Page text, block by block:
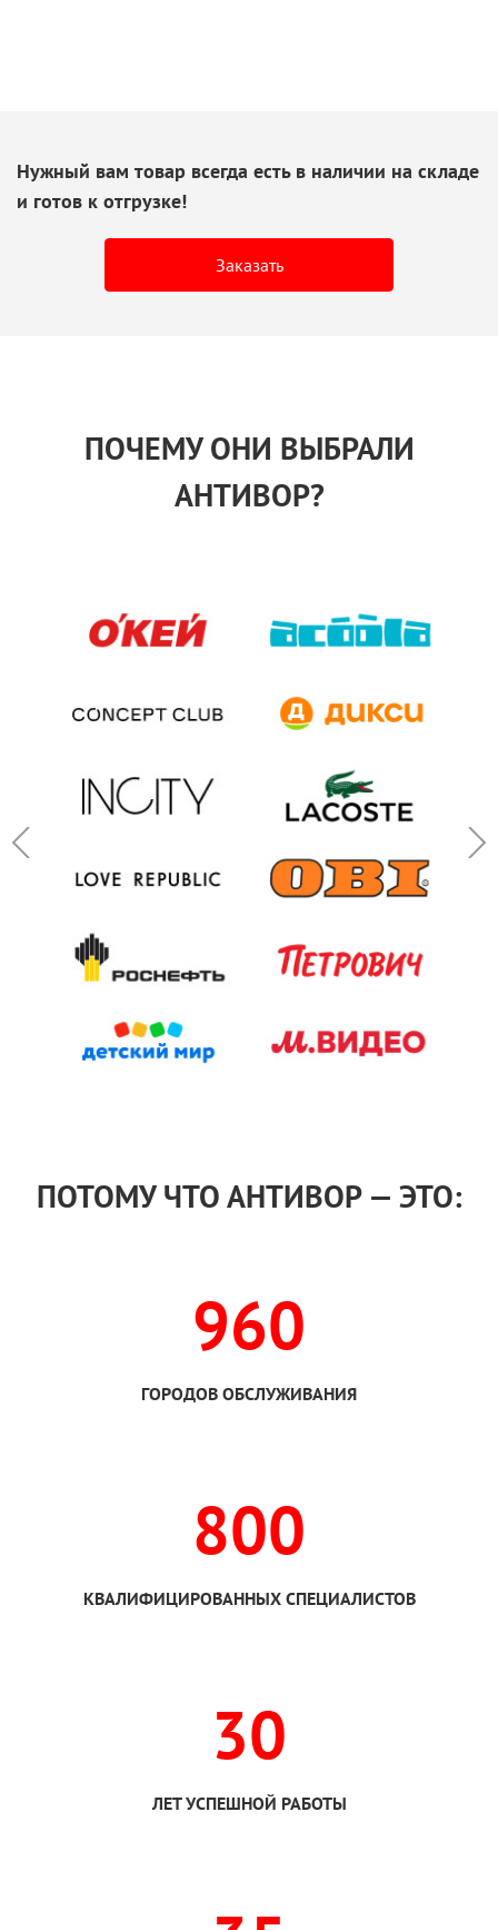
Нужный вам товар всегда есть в наличии на складе
и готов к отгрузке!
Заказать
ПОЧЕМУ ОНИ ВЫБРАЛИ
АНТИВОР?
ПОТОМУ ЧТО АНТИВОР — ЭТО:
960
ГОРОДОВ ОБСЛУЖИВАНИЯ
800
КВАЛИФИЦИРОВАННЫХ СПЕЦИАЛИСТОВ
30
ЛЕТ УСПЕШНОЙ РАБОТЫ